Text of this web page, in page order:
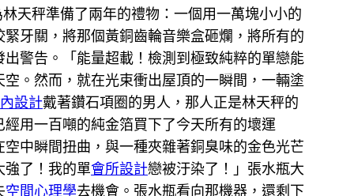
天秤準備了兩年的禮物：一個用一萬塊小小的
牙關，將那個黃銅齒輪音樂盒砸爛，將所有的
警告。「能量超載！檢測到極致純粹的單戀能
。然而，就在光束衝出屋頂的一瞬間，一輛塗
設計戴著鑽石項圈的男人，那人正是林天秤的
用一百噸的純金箔買下了今天所有的壞運
中瞬間扭曲，與一種夾雜著銅臭味的金色光芒
強了！我的單會所設計戀被汙染了！」張水瓶大
空間心理學去機會。張水瓶看向那機器，還剩下